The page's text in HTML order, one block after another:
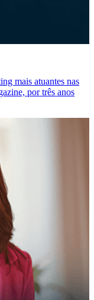
mais atuantes nas
por três anos